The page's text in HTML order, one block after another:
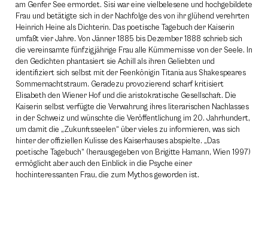
am Genfer See ermordet. Sisi war eine vielbelesene und hochgebildete
Frau und betätigte sich in der Nachfolge des von ihr glühend verehrten
Heinrich Heine als Dichterin. Das poetische Tagebuch der Kaiserin
umfaßt vier Jahre. Von Jänner 1885 bis Dezember 1888 schrieb sich
die vereinsamte fünfzigjährige Frau alle Kümmernisse von der Seele. In
den Gedichten phantasiert sie Achill als ihren Geliebten und
identifiziert sich selbst mit der Feenkönigin Titania aus Shakespeares
Sommernachtstraum. Geradezu provozierend scharf kritisiert
Elisabeth den Wiener Hof und die aristokratische Gesellschaft. Die
Kaiserin selbst verfügte die Verwahrung ihres literarischen Nachlasses
in der Schweiz und wünschte die Veröffentlichung im 20. Jahrhundert,
um damit die „Zukunftsseelen“ über vieles zu informieren, was sich
hinter der offiziellen Kulisse des Kaiserhauses abspielte. „Das
poetische Tagebuch“ (herausgegeben von Brigitte Hamann, Wien 1997)
ermöglicht aber auch den Einblick in die Psyche einer
hochinteressanten Frau, die zum Mythos geworden ist.